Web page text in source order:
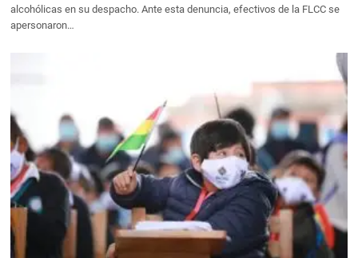
alcohólicas en su despacho. Ante esta denuncia, efectivos de la FLCC se
apersonaron…